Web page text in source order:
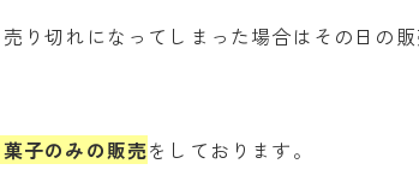
り切れになってしまった場合はその日の
子のみの販売をしております。